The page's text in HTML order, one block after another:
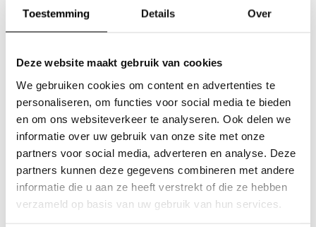
Toestemming Details Over
Deze website maakt gebruik van cookies
We gebruiken cookies om content en advertenties te
personaliseren, om functies voor social media te bieden
en om ons websiteverkeer te analyseren. Ook delen we
informatie over uw gebruik van onze site met onze
partners voor social media, adverteren en analyse. Deze
partners kunnen deze gegevens combineren met andere
informatie die u aan ze heeft verstrekt of die ze hebben
verzameld op basis van uw gebruik van hun services.
BumaStemra is al je muziekgebruik in één keer goed
geregeld.
Wat kost het?
We gaan in de berekening uit van het aantal FTE’s dat de
muziek kan horen.
Vraag nu een licentie aan